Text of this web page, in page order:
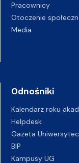
Pracownicy
Otoczenie
Media
Odnośniki
Kalendarz roku
Helpdesk
Gazeta
BIP
Kampusy UG